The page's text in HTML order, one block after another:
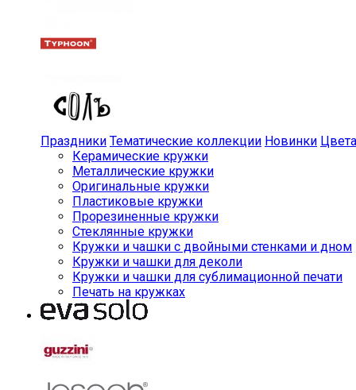
Праздники Тематические коллекции Новинки Цвета
Керамические кружки
Металлические кружки
Оригинальные кружки
Пластиковые кружки
Прорезиненные кружки
Стеклянные кружки
Кружки и чашки с двойными стенками и дном
Кружки и чашки для деколи
Кружки и чашки для сублимационной печати
Печать на кружках